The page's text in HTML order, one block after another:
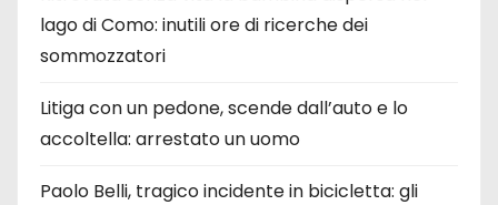
lago di Como: inutili ore di ricerche dei
sommozzatori
Litiga con un pedone, scende dall’auto e lo
accoltella: arrestato un uomo
Paolo Belli, tragico incidente in bicicletta: gli